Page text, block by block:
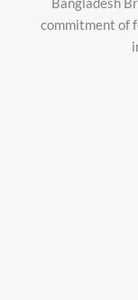
commitment of